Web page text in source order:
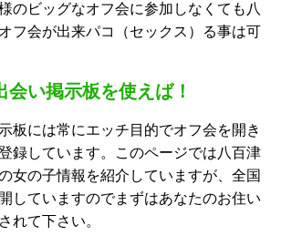
のビッグなオフ会に参加しなくても八
フ会が出来パコ（セックス）る事は可
会い掲示板を使えば！
板には常にエッチ目的でオフ会を開き
録しています。このページでは八百津
女の子情報を紹介していますが、全国
していますのでまずはあなたのお住い
れて下さい。